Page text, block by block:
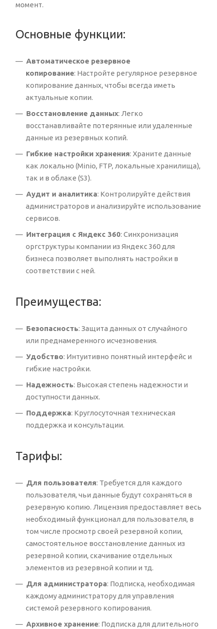
момент.
Основные функции:
Автоматическое резервное
копирование: Настройте регулярное резервное
копирование данных, чтобы всегда иметь
актуальные копии.
Восстановление данных: Легко
восстанавливайте потерянные или удаленные
данные из резервных копий.
Гибкие настройки хранения: Храните данные
как локально (Minio, FTP, локальные хранилища),
так и в облаке (S3).
Аудит и аналитика: Контролируйте действия
администраторов и анализируйте использование
сервисов.
Интеграция с Яндекс 360: Синхронизация
оргструктуры компании из Яндекс 360 для
бизнеса позволяет выполнять настройки в
соответствии с ней.
Преимущества:
Безопасность: Защита данных от случайного
или преднамеренного исчезновения.
Удобство: Интуитивно понятный интерфейс и
гибкие настройки.
Надежность: Высокая степень надежности и
доступности данных.
Поддержка: Круглосуточная техническая
поддержка и консультации.
Тарифы:
Для пользователя: Требуется для каждого
пользователя, чьи данные будут сохраняться в
резервную копию. Лицензия предоставляет весь
необходимый функционал для пользователя, в
том числе просмотр своей резервной копии,
самостоятельное восстановление данных из
резервной копии, скачивание отдельных
элементов из резервной копии и тд.
Для администратора: Подписка, необходимая
каждому администратору для управления
системой резервного копирования.
Архивное хранение: Подписка для длительного